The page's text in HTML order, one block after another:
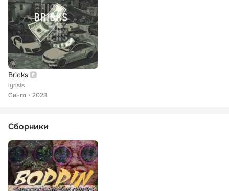
Bricks
lyrisis
Сингл
2023
Сборники